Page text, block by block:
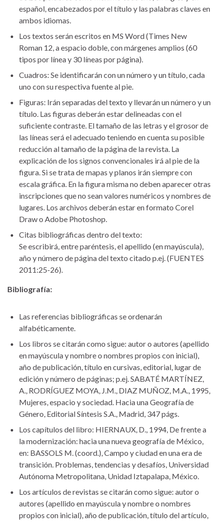
español, encabezados por el título y las palabras claves en
ambos idiomas.
Los textos serán escritos en MS Word (Times New
Roman 12, a espacio doble, con márgenes amplios (60
tipos por línea y 30 líneas por página).
Cuadros: Se identificarán con un número y un título, cada
uno con su respectiva fuente al pie.
Figuras: Irán separadas del texto y llevarán un número y un
título. Las figuras deberán estar delineadas con el
suficiente contraste. El tamaño de las letras y el grosor de
las líneas será el adecuado teniendo en cuenta su posible
reducción al tamaño de la página de la revista. La
explicación de los signos convencionales irá al pie de la
figura. Si se trata de mapas y planos irán siempre con
escala gráfica. En la figura misma no deben aparecer otras
inscripciones que no sean valores numéricos y nombres de
lugares. Los archivos deberán estar en formato Corel
Draw o Adobe Photoshop.
Citas bibliográficas dentro del texto:
Se escribirá, entre paréntesis, el apellido (en mayúscula),
año y número de página del texto citado p.ej. (FUENTES
2011:25-26).
Bibliografía:
Las referencias bibliográficas se ordenarán
alfabéticamente.
Los libros se citarán como sigue: autor o autores (apellido
en mayúscula y nombre o nombres propios con inicial),
año de publicación, título en cursivas, editorial, lugar de
edición y número de páginas; p.ej. SABATÉ MARTÍNEZ,
A., RODRÍGUEZ MOYA, J.M., DIAZ MUÑOZ, M.A., 1995,
Mujeres, espacio y sociedad. Hacia una Geografía de
Género, Editorial Síntesis S.A., Madrid, 347 págs.
Los capítulos del libro: HIERNAUX, D., 1994, De frente a
la modernización: hacia una nueva geografía de México,
en: BASSOLS M. (coord.), Campo y ciudad en una era de
transición. Problemas, tendencias y desafíos, Universidad
Autónoma Metropolitana, Unidad Iztapalapa, México.
Los artículos de revistas se citarán como sigue: autor o
autores (apellido en mayúscula y nombre o nombres
propios con inicial), año de publicación, título del artículo,